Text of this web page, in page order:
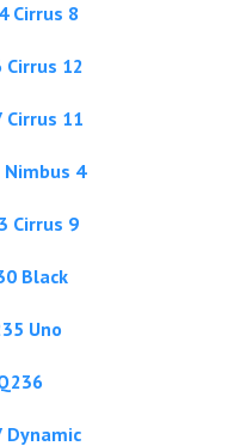
Cirrus 8
Cirrus 12
Cirrus 11
Nimbus 4
Cirrus 9
Black
Uno
Dynamic